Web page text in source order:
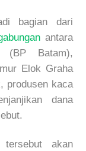
bagian dari
antara
(BP Batam),
Elok Graha
produsen kaca
dana
akan